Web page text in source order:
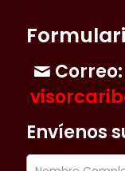
Correo:
Envíenos